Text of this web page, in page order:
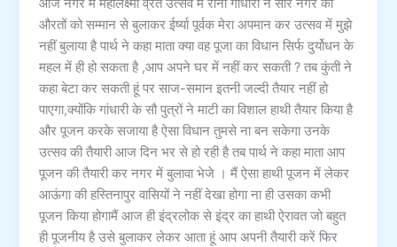
आज नगर में महालक्ष्मी व्रत उत्सव में रानी गांधारी ने सारे नगर की
औरतों को सम्मान से बुलाकर ईर्ष्या पूर्वक मेरा अपमान कर उत्सव में मुझे
नहीं बुलाया है पार्थ ने कहा माता क्या वह पूजा का विधान सिर्फ दुर्योधन के
महल में ही हो सकता है ,आप अपने घर में नहीं कर सकती ? तब कुंती ने
कहा बेटा कर सकती हूं पर साज-समान इतनी जल्दी तैयार नहीं हो
पाएगा,क्योंकि गांधारी के सौ पुत्रों ने माटी का विशाल हाथी तैयार किया है
और पूजन करके सजाया है ऐसा विधान तुमसे ना बन सकेगा उनके
उत्सव की तैयारी आज दिन भर से हो रही है तब पार्थ ने कहा माता आप
पूजन की तैयारी कर नगर में बुलावा भेजे । मैं ऐसा हाथी पूजन में लेकर
आऊंगा की हस्तिनापुर वासियों ने नहीं देखा होगा ना ही उसका कभी
पूजन किया होगामैं आज ही इंद्रलोक से इंद्र का हाथी ऐरावत जो बहुत
ही पूजनीय है उसे बुलाकर लेकर आता हूं आप अपनी तैयारी करें फिर